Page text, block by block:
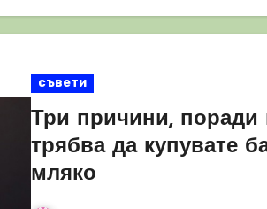
съвети
Три причини, поради
трябва да купувате
мляко